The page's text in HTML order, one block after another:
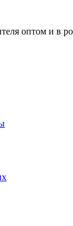
оптом и в